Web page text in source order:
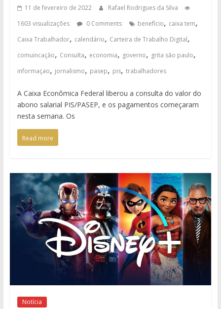
11 de fevereiro de 2022
Rafael Rodrigues da Silva
1603 visualizações
0 Comments benefício, caixa tem,
Caixa Trabalhador, calendário, Carteira de Trabalho Digital,
comuincação, Consulta, economia, governo, grita são paulo,
informaçao, jornalismo, pasep, pis, trabalhadores
A Caixa Econômica Federal liberou a consulta do valor do
abono salarial PIS/PASEP, e os pagamentos começaram
nesta semana. Os
Read more
Notícia